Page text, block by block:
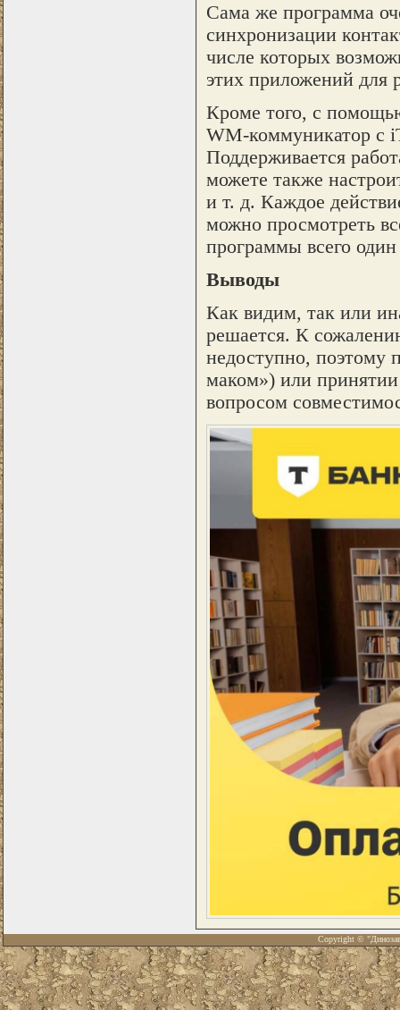
Сама же программа
синхронизации
числе которых
этих приложений для
Кроме того, с
WM-коммуникатор с
Поддерживается
можете также
и т. д. Каждое
можно просмотреть
программы всего один
Выводы
Как видим, так или
решается. К
недоступно, поэтому
маком») или
вопросом
Copyright ©